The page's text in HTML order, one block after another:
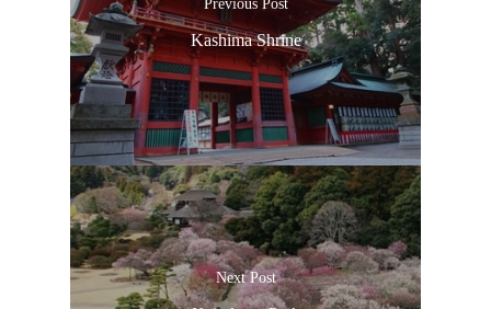
Previous Post
Kashima Shrine
Next Post